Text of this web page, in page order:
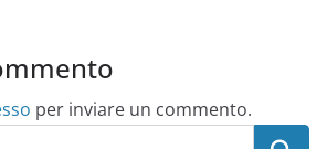
per inviare un commento.